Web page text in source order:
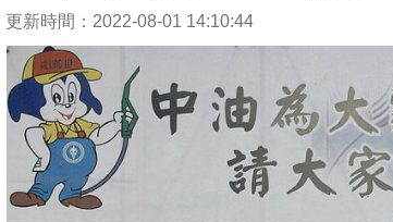
更新時間：2022-08-01 14:10:44